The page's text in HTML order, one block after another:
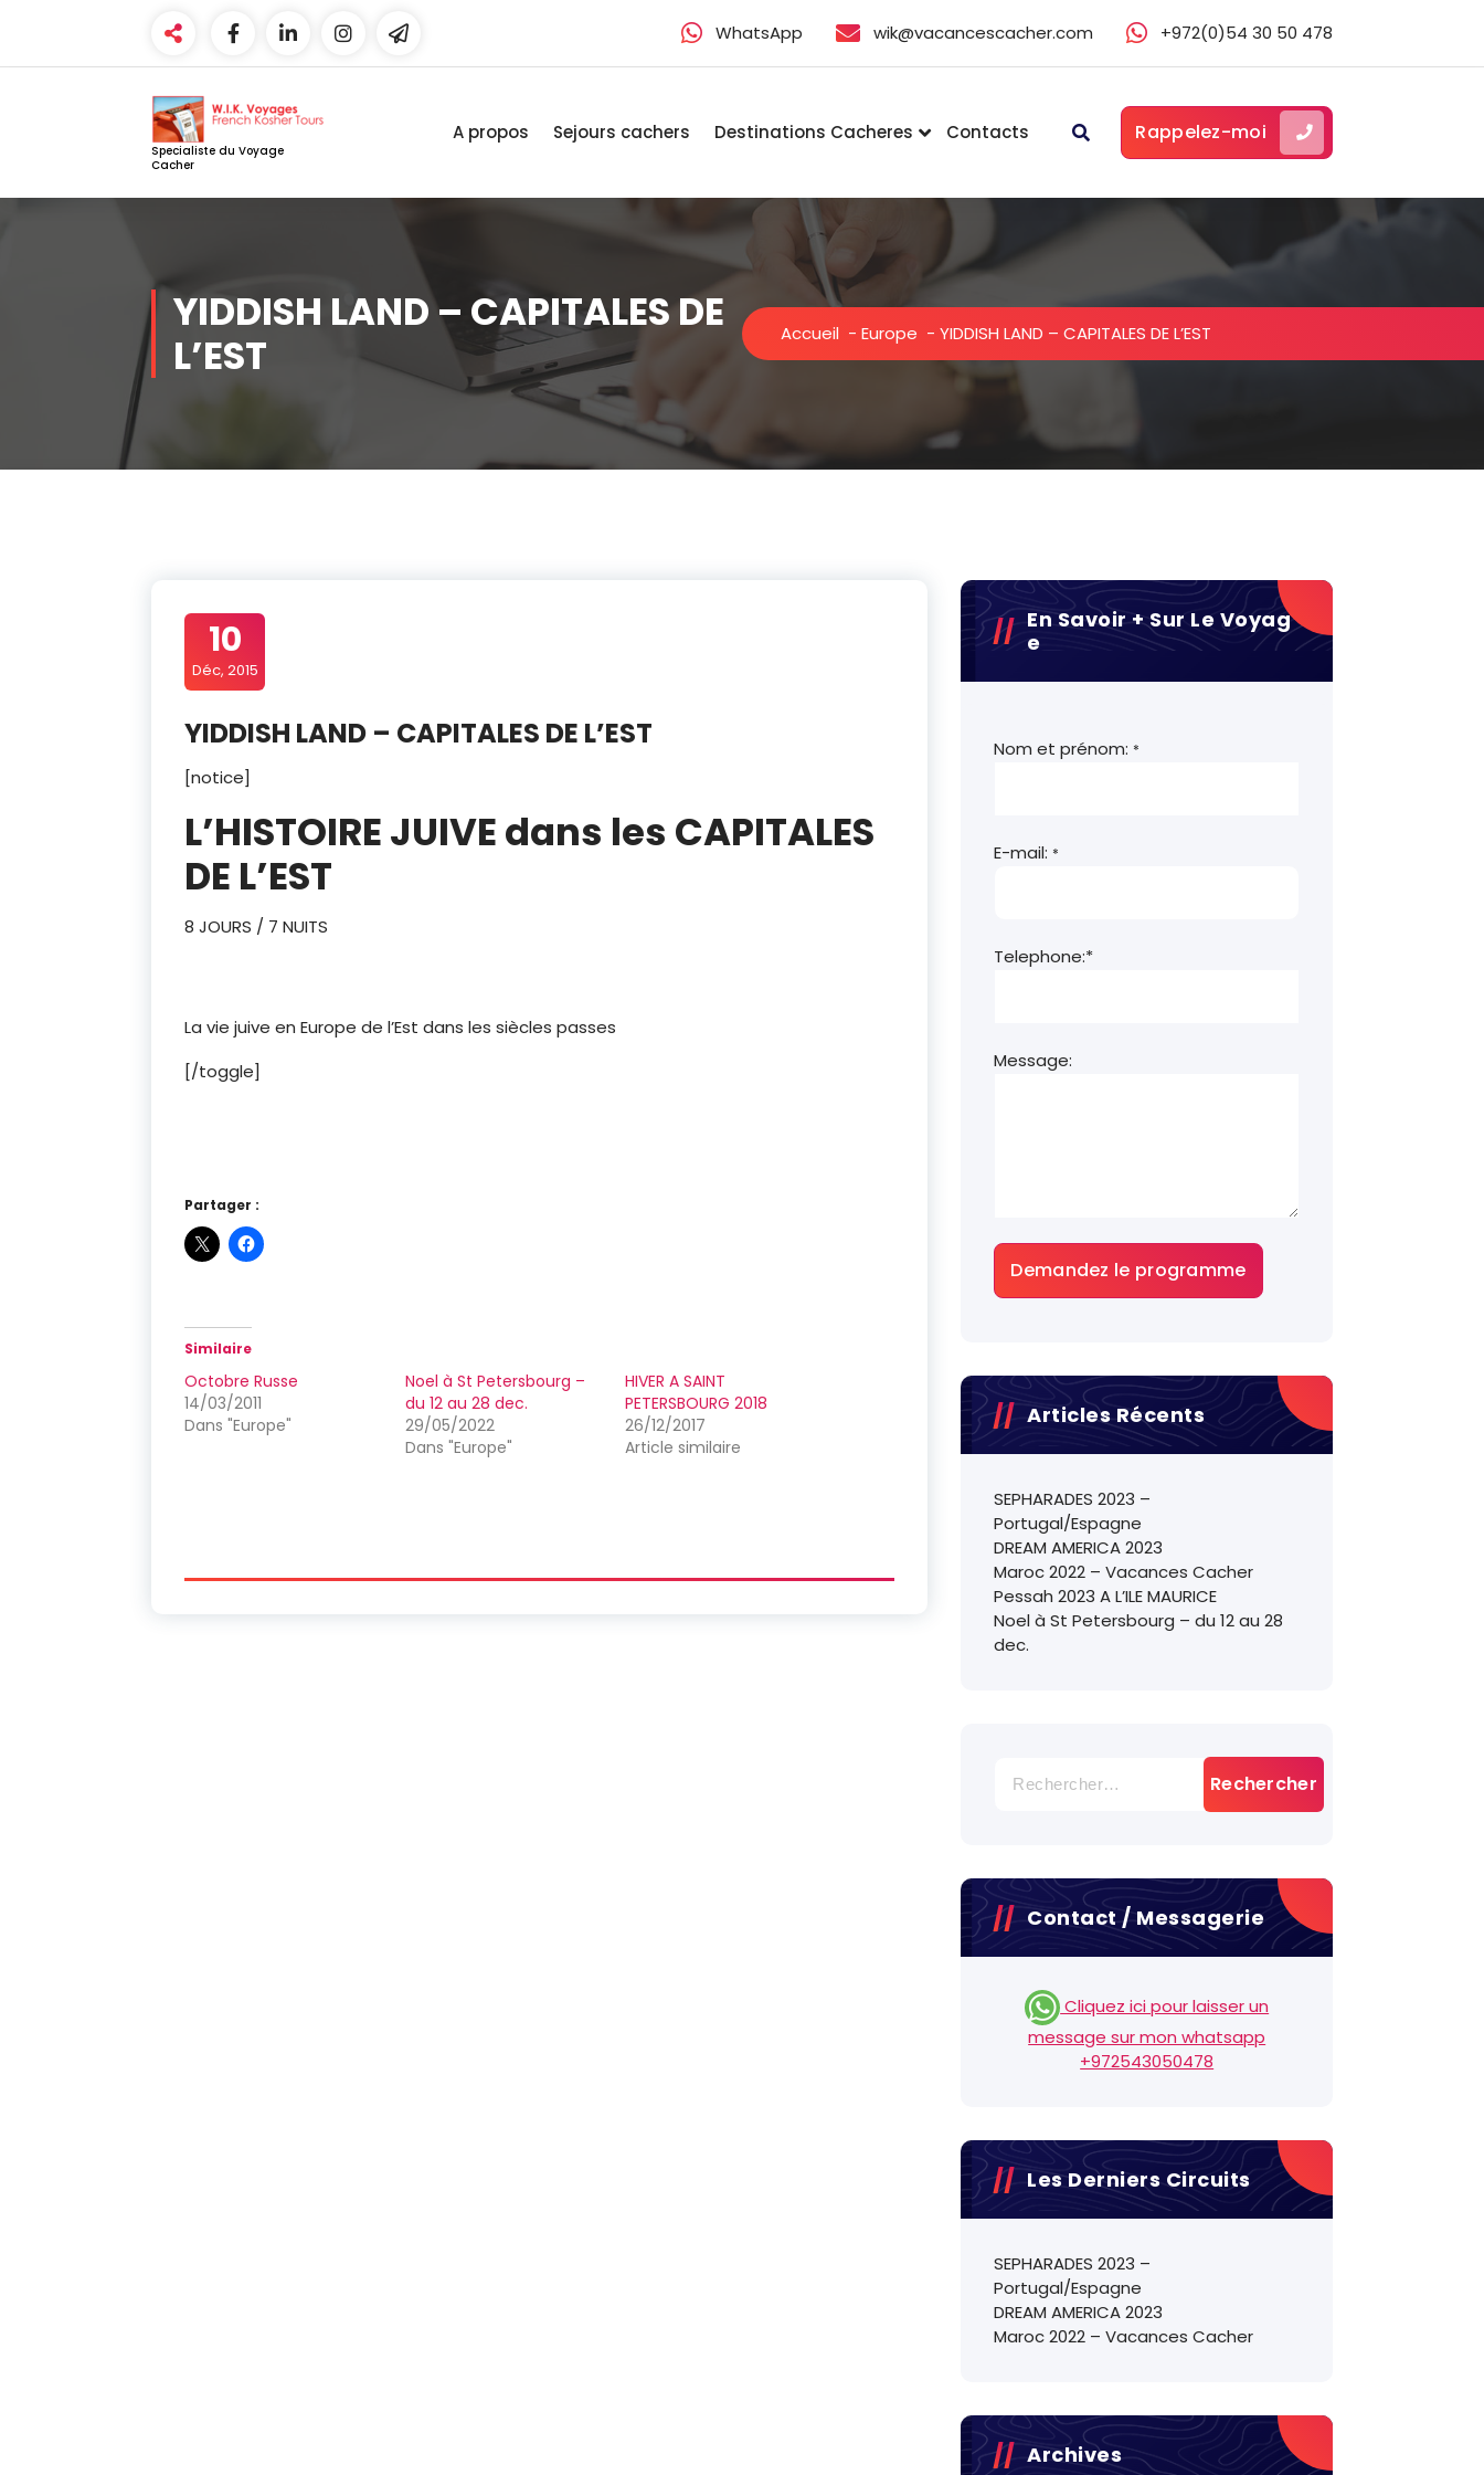
WhatsApp wik@vacancescacher.com +972(0)54 30 50 478
Specialiste du Voyage
Cacher
A propos Sejours cachers Destinations Cacheres Contacts Rappelez-moi
YIDDISH LAND – CAPITALES DE
L’EST
Accueil - Europe - YIDDISH LAND – CAPITALES DE L’EST
10
Déc, 2015
YIDDISH LAND – CAPITALES DE L’EST
[notice]
L’HISTOIRE JUIVE dans les CAPITALES
DE L’EST
8 JOURS / 7 NUITS
La vie juive en Europe de l’Est dans les siècles passes
[/toggle]
Partager :
Similaire
Octobre Russe
14/03/2011
Dans "Europe"
Noel à St Petersbourg –
du 12 au 28 dec.
29/05/2022
Dans "Europe"
HIVER A SAINT
PETERSBOURG 2018
26/12/2017
Article similaire
En Savoir + Sur Le Voyag
E
Nom et prénom: *
E-mail: *
Telephone:*
Message:
Articles Récents
SEPHARADES 2023 –
Portugal/Espagne
DREAM AMERICA 2023
Maroc 2022 – Vacances Cacher
Pessah 2023 A L’ILE MAURICE
Noel à St Petersbourg – du 12 au 28
dec.
Contact / Messagerie
Cliquez ici pour laisser un
message sur mon whatsapp
+972543050478
Les Derniers Circuits
SEPHARADES 2023 –
Portugal/Espagne
DREAM AMERICA 2023
Maroc 2022 – Vacances Cacher
Archives